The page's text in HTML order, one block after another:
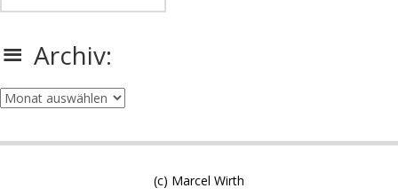
Archiv:
Archiv:
(c) Marcel Wirth